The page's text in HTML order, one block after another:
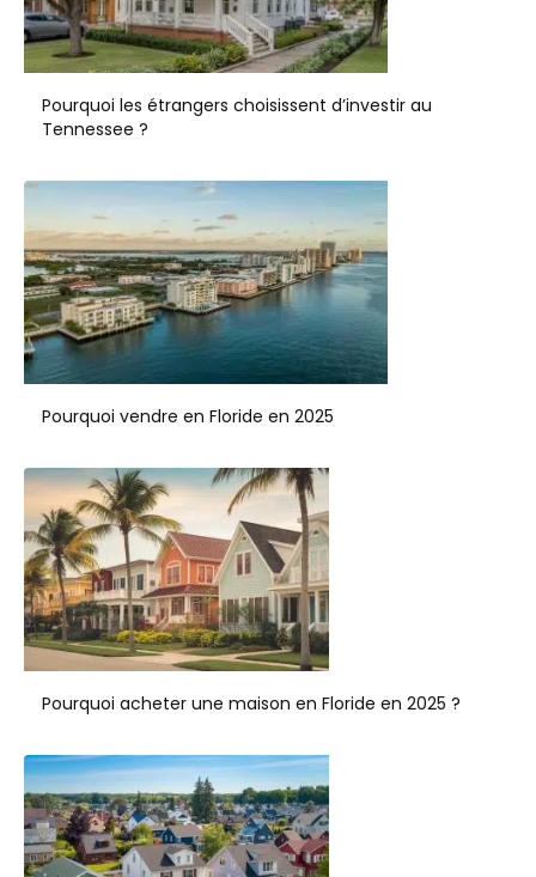
Pourquoi les étrangers choisissent d’investir au
Tennessee ?
Pourquoi vendre en Floride en 2025
Pourquoi acheter une maison en Floride en 2025 ?